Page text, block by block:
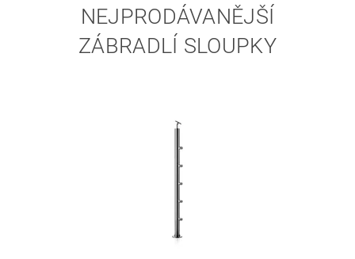
NEJPRODÁVANĚJŠÍ
ZÁBRADLÍ SLOUPKY